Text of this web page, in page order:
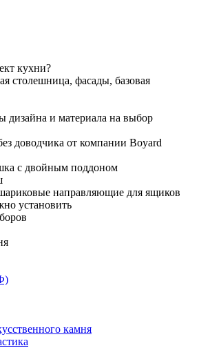
кухни?
столешница, фасады, базовая
дизайна и материала на выбор
доводчика от компании Boyard
с двойным поддоном
направляющие для ящиков
установить
камня